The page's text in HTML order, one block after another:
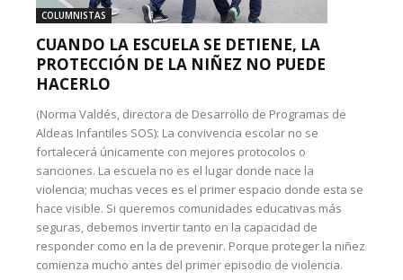
COLUMNISTAS
CUANDO LA ESCUELA SE DETIENE, LA
PROTECCIÓN DE LA NIÑEZ NO PUEDE
HACERLO
(Norma Valdés, directora de Desarrollo de Programas de
Aldeas Infantiles SOS): La convivencia escolar no se
fortalecerá únicamente con mejores protocolos o
sanciones. La escuela no es el lugar donde nace la
violencia; muchas veces es el primer espacio donde esta se
hace visible. Si queremos comunidades educativas más
seguras, debemos invertir tanto en la capacidad de
responder como en la de prevenir. Porque proteger la niñez
comienza mucho antes del primer episodio de violencia.